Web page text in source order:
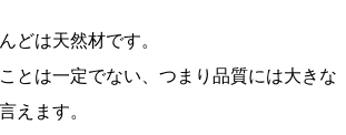
どは天然材です。
とは一定でない、つまり品質には大きな
えます。